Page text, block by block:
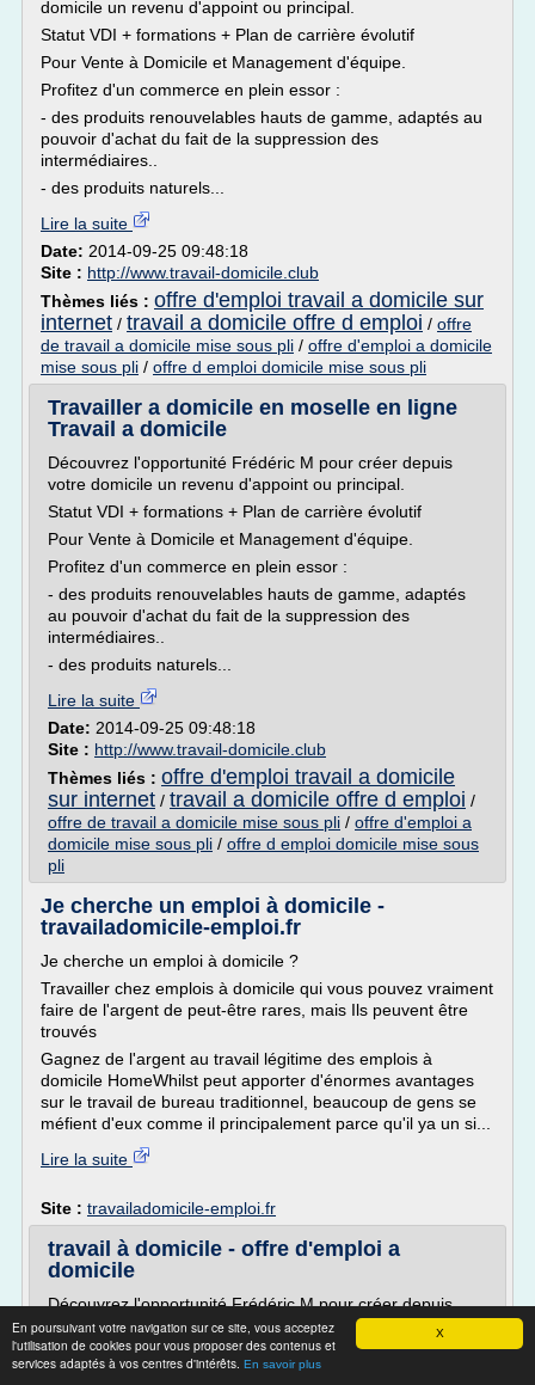
X
En poursuivant votre navigation sur ce site, vous acceptez
l'utilisation de cookies pour vous proposer des contenus et
services adaptés à vos centres d'intérêts. En savoir plus
domicile un revenu d'appoint ou principal.
Statut VDI + formations + Plan de carrière évolutif
Pour Vente à Domicile et Management d'équipe.
Profitez d'un commerce en plein essor :
- des produits renouvelables hauts de gamme, adaptés au
pouvoir d'achat du fait de la suppression des
intermédiaires..
- des produits naturels...
Lire la suite
Date: 2014-09-25 09:48:18
Site : http://www.travail-domicile.club
Thèmes liés : offre d'emploi travail a domicile sur
internet / travail a domicile offre d emploi / offre
de travail a domicile mise sous pli / offre d'emploi a domicile
mise sous pli / offre d emploi domicile mise sous pli
Travailler a domicile en moselle en ligne
Travail a domicile
Découvrez l'opportunité Frédéric M pour créer depuis
votre domicile un revenu d'appoint ou principal.
Statut VDI + formations + Plan de carrière évolutif
Pour Vente à Domicile et Management d'équipe.
Profitez d'un commerce en plein essor :
- des produits renouvelables hauts de gamme, adaptés
au pouvoir d'achat du fait de la suppression des
intermédiaires..
- des produits naturels...
Lire la suite
Date: 2014-09-25 09:48:18
Site : http://www.travail-domicile.club
Thèmes liés : offre d'emploi travail a domicile
sur internet / travail a domicile offre d emploi /
offre de travail a domicile mise sous pli / offre d'emploi a
domicile mise sous pli / offre d emploi domicile mise sous
pli
Je cherche un emploi à domicile -
travailadomicile-emploi.fr
Je cherche un emploi à domicile ?
Travailler chez emplois à domicile qui vous pouvez vraiment
faire de l'argent de peut-être rares, mais Ils peuvent être
trouvés
Gagnez de l'argent au travail légitime des emplois à
domicile HomeWhilst peut apporter d'énormes avantages
sur le travail de bureau traditionnel, beaucoup de gens se
méfient d'eux comme il principalement parce qu'il ya un si...
Lire la suite
Site : travailadomicile-emploi.fr
travail à domicile - offre d'emploi a
domicile
Découvrez l'opportunité Frédéric M pour créer depuis
votre domicile un revenu d'appoint ou principal.
Statut VDI + formations + Plan de carrière évolutif